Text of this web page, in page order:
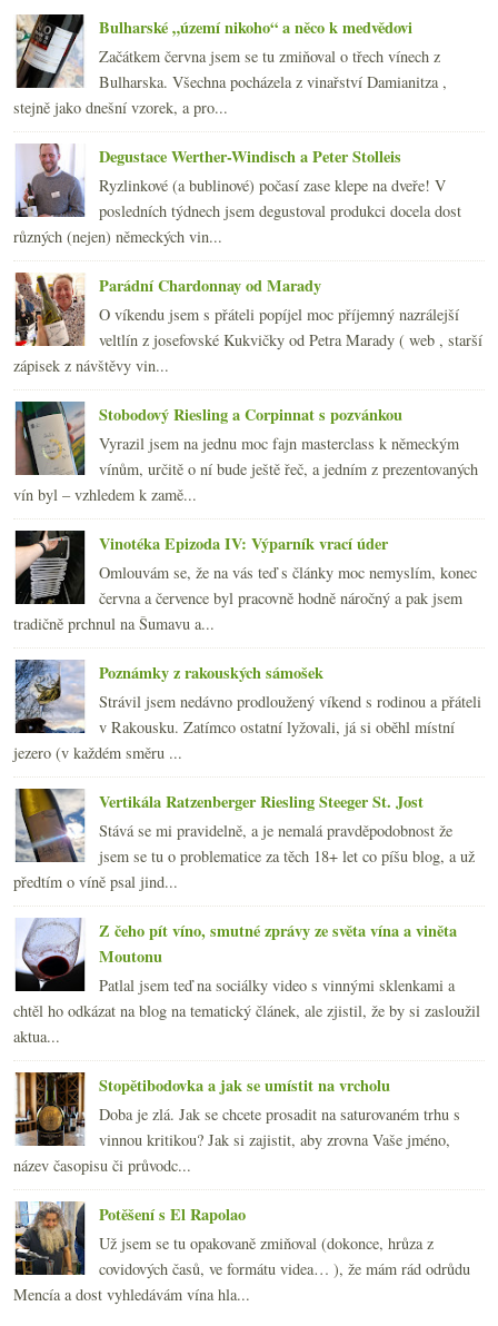
►února
►ledna (20)
►2015(251)
2014 (254)
2013
2012(254)
►2011(252)
►2010(249)
► 2009 (249)
2008
►2007(108)
Bulharské „území nikoho“ a něco k medvědovi
Začátkem června jsem se tu zmiňoval o třech vínech z
Bulharska. Všechna pocházela z vinařství Damianitza ,
stejně jako dnešní vzorek, a pro...
Degustace Werther-Windisch a Peter Stolleis
Ryzlinkové (a bublinové) počasí zase klepe na dveře! V
posledních týdnech jsem degustoval produkci docela dost
různých (nejen) německých vin...
Parádní Chardonnay od Marady
O víkendu jsem s přáteli popíjel moc příjemný nazrálejší
veltlín z josefovské Kukvičky od Petra Marady ( web , starší
zápisek z návštěvy vin...
Stobodový Riesling a Corpinnat s pozvánkou
Vyrazil jsem na jednu moc fajn masterclass k německým
vínům, určitě o ní bude ještě řeč, a jedním z prezentovaných
vín byl – vzhledem k zamě...
Vinotéka Epizoda IV: Výparník vrací úder
Omlouvám se, že na vás teď s články moc nemyslím, konec
června a července byl pracovně hodně náročný a pak jsem
tradičně prchnul na Šumavu a...
Poznámky z rakouských sámošek
Strávil jsem nedávno prodloužený víkend s rodinou a přáteli
v Rakousku. Zatímco ostatní lyžovali, já si oběhl místní
jezero (v každém směru ...
Vertikála Ratzenberger Riesling Steeger St. Jost
Stává se mi pravidelně, a je nemalá pravděpodobnost že
jsem se tu o problematice za těch 18+ let co píšu blog, a už
předtím o víně psal jind...
Z čeho pít víno, smutné zprávy ze světa vína a viněta
Moutonu
Patlal jsem teď na sociálky video s vinnými sklenkami a
chtěl ho odkázat na blog na tematický článek, ale zjistil, že by si zasloužil
aktua...
Stopětibodovka a jak se umístit na vrcholu
Doba je zlá. Jak se chcete prosadit na saturovaném trhu s
vinnou kritikou? Jak si zajistit, aby zrovna Vaše jméno,
název časopisu či průvodc...
Potěšení s El Rapolao
Už jsem se tu opakovaně zmiňoval (dokonce, hrůza z
covidových časů, ve formátu videa… ), že mám rád odrůdu
Mencía a dost vyhledávám vína hla...